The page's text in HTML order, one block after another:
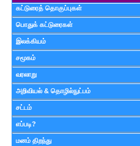
கட்டுரைத் தொகுப்புகள்
பொதுக் கட்டுரைகள்
இலக்கியம்
சமூகம்
வரலாறு
அறிவியல் & தொழில்நுட்பம்
சட்டம்
எப்படி?
மனம் திறந்து